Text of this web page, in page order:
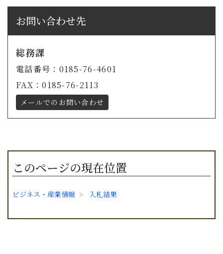
お問い合わせ先
総務課
電話番号：0185-76-4601
FAX：0185-76-2113
メールでのお問い合わせ
このページの現在位置
ビジネス・産業情報 入札結果